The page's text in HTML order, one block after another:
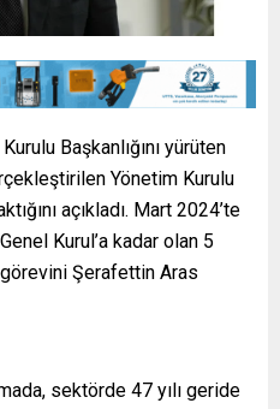
Başkanlığını yürüten
Yönetim Kurulu
açıkladı. Mart 2024’te
Kurul’a kadar olan 5
Şerafettin Aras
sektörde 47 yılı geride